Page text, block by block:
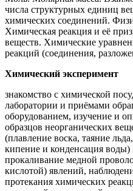
числа структурных единиц
химических соединений.
Химическая реакция и её
веществ. Химические
реакций (соединения,
Химический эксперимент
знакомство с химической
лаборатории и приёмами
оборудованием, изучение и
образцов неорганических
(плавление воска, таяние
кипение и конденсация
прокаливание медной
кислотой) явлений,
протекания химических